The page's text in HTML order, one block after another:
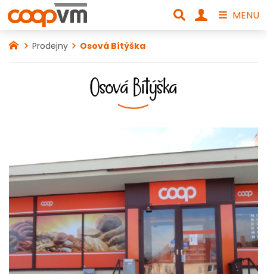
Prodejny Osová Bítýška
Osová Bítýška
MENU